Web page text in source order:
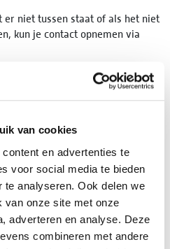
van cookies
en advertenties te
voor social media te bieden
analyseren. Ook delen we
van onze site met onze
adverteren en analyse. Deze
combineren met andere
er niet tussen staat of als het niet
kun je contact opnemen via
er precies uitziet voordat je
geeft een goed beeld van de
bekijken maar je kan
je niet bent ingelogd